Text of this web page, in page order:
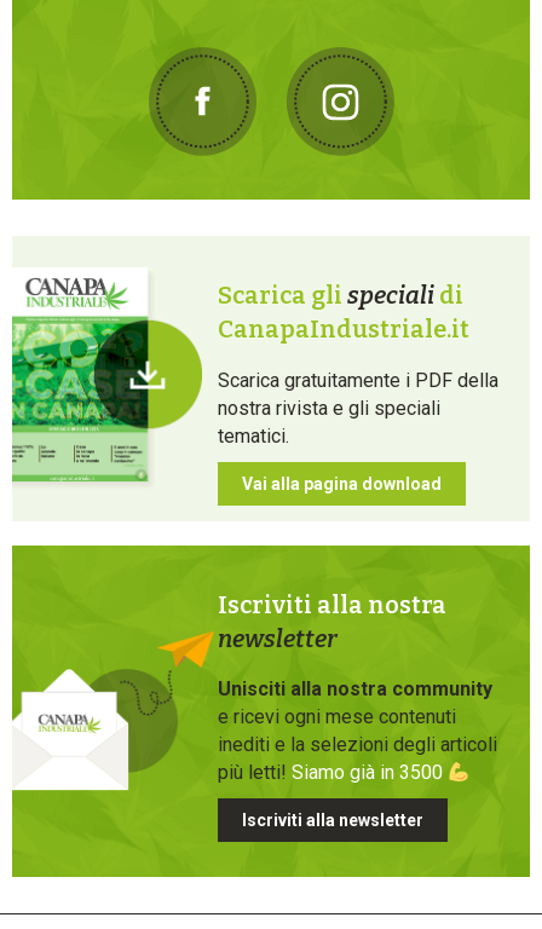
Scarica gli speciali di
CanapaIndustriale.it
Scarica gratuitamente i PDF della
nostra rivista e gli speciali
tematici.
Vai alla pagina download
Iscriviti alla nostra
newsletter
Unisciti alla nostra community
e ricevi ogni mese contenuti
inediti e la selezioni degli articoli
più letti! Siamo già in 3500
Iscriviti alla newsletter